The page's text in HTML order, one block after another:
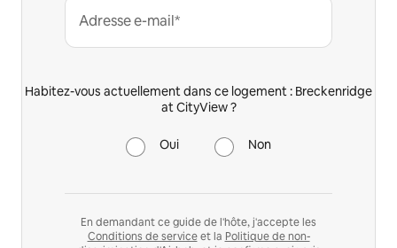
Adresse e-mail*
Habitez-vous actuellement dans ce logement : Breckenridge
at CityView ?
Oui Non
En demandant ce guide de l'hôte, j'accepte les
Conditions de serviceet la Politique de non-